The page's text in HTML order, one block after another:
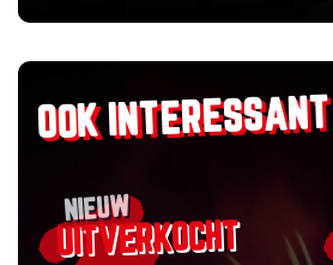
OOK INTERESSANT
NIEUW